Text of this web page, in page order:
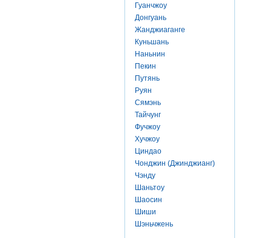
Гуанчжоу
Донгуань
Жанджиаганге
Куньшань
Наньнин
Пекин
Путянь
Руян
Сямэнь
Тайчунг
Фучжоу
Хучжоу
Циндао
Чонджин (Джинджианг)
Чэнду
Шаньтоу
Шаосин
Шиши
Шэньчжень